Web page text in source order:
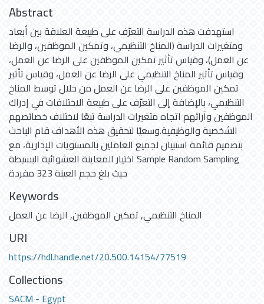
Abstract
استهدفت هذه الدراسة التعرّف على طبيعة العلاقة بين أبعاد
ومتغيرات الدراسة (المناخ التنظيمي، وتمكين الموظفين، والرضا
عن العمل)، وقياس تأثير تمكين الموظفين على الرضا عن العمل،
وقياس تأثير المناخ التنظيمي على الرضا عن العمل، وقياس تأثير
تمكين الموظفين على الرضا عن العمل من خلال توسط المناخ
التنظيمي، بالإضافة إلى التعرّف على طبيعة الاختلافات في إدراك
الموظفين وآرائهم اتجاه متغيرات الدراسة تبعًا لاختلاف خصائصهم
الشخصية والوظيفية.وسعيًا لتحقيق هذه الأهداف قام الباحث
بتصميم قائمة استبيان لجميع العاملين بالمستويات الإدارية، مع
اختيار المعاينة العشوائية البسيطة Sample Random Sampling
حيث بلغ حجم العينة 323 مفردة
Keywords
المناخ التنظيمي,تمكين الموظفين, الرضا عن العمل
URI
https://hdl.handle.net/20.500.14154/77519
Collections
SACM - Egypt